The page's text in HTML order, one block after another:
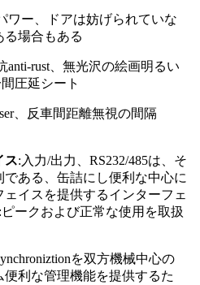
ワー、ドアは妨げられていな
る場合もある
anti-rust、無光沢の絵画明るい
圧延シート
、反車間距離無視の間隔
ス:入力/出力、RS232/485は、そ
ある、缶詰にし便利な中心に
イスを提供するインターフェ
ークおよび正常な使用を取扱
を双方機械中心の
利な管理機能を提供するた